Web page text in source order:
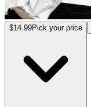
$14.99Pick your price